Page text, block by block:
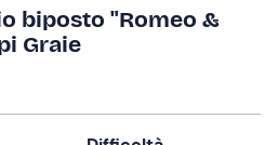
biposto "Romeo &
Graie